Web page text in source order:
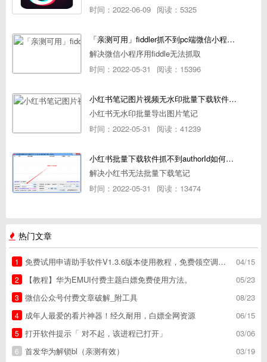
时间：2022-06-09 阅读：5325
「亲测可用」fiddler抓不到pc端微信小程序包解决方案
解决微信小程序用fiddle无法抓取
时间：2022-05-31
阅读：15396
小红书笔记图片视频无水印批量下载软件使用教程
小红书无水印批量导出图片笔记
时间：2022-05-31
阅读：41239
小红书批量下载软件抓不到authorId如何解决
解决小红书无法批量下载笔记
时间：2022-05-31
阅读：13474
热门文章
04/15
1
免费试用申请助手软件V1.3.6版本使用教程，免费领空调冰箱，附下载地址
05/23
2
【教程】华为EMUI付费主题白嫖免费使用方法。
08/23
3
微信公众号付费文章破解_附工具
06/15
4
成年人最爱的看片神器！经久耐用，白嫖全网资源
03/06
5
打开软件提示「 对不起，该进程已打开」
03/19
6
首发华为解锁bl（亲测有效）